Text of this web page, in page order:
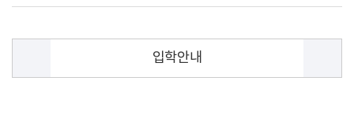
입학안내